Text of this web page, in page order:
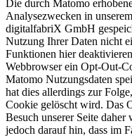
Die durch Matomo
Analysezwecken in
digitalfabriX GmbH
Nutzung Ihrer Daten nicht
Funktionen hier
Webbrowser ein Opt-Out-
Matomo Nutzungsdaten
hat dies allerdings zur
Cookie gelöscht wird. Das
Besuch unserer Seite
jedoch darauf hin, dass im